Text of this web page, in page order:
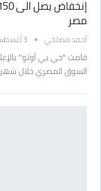
مصر
أحمد مصلحي 3 أغسطس 2025
قامت "جي بي أوتو"
السوق المصري خلال شهر